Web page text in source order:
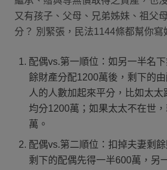
又有孩子、父母、兄弟姊妹、祖父
分？ 別緊張，民法1144條都幫你寫
配偶vs.第一順位：如另一半名
餘財產分配1200萬後，剩下的
人的人數加起來平分，比如太
均分1200萬；如果太太不在世
萬。
配偶vs.第二順位：扣掉夫妻剩
剩下的配偶先得一半600萬，另